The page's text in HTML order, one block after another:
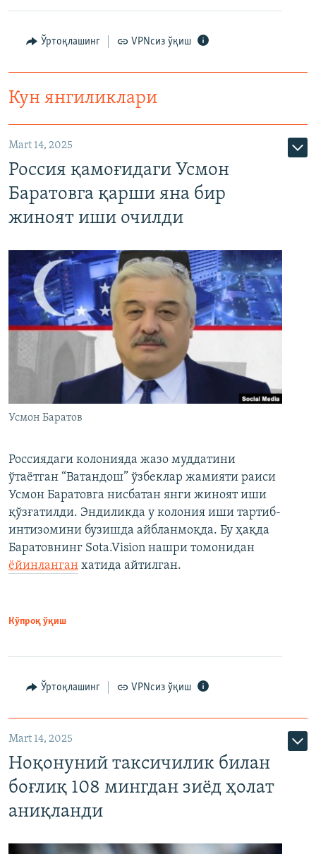
Ўртоқлашинг VPNсиз ўқиш
Кун янгиликлари
Mart 14, 2025
Россия қамоғидаги Усмон
Баратовга қарши яна бир
жиноят иши очилди
Усмон Баратов
Россиядаги колонияда жазо муддатини
ўтаётган “Ватандош” ўзбеклар жамияти раиси
Усмон Баратовга нисбатан янги жиноят иши
қўзғатилди. Эндиликда у колония иши тартиб-
интизомини бузишда айбланмоқда. Бу ҳақда
Баратовнинг Sota.Vision нашри томонидан
ёйинланган хатида айтилган.
Кўпроқ ўқиш
Ўртоқлашинг VPNсиз ўқиш
Mart 14, 2025
Ноқонуний таксичилик билан
боғлиқ 108 мингдан зиёд ҳолат
аниқланди